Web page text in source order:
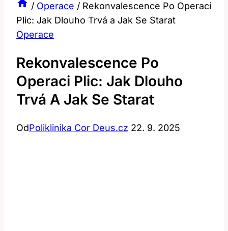
/ Operace / Rekonvalescence Po Operaci
Plic: Jak Dlouho Trvá a Jak Se Starat
Operace
Rekonvalescence Po
Operaci Plic: Jak Dlouho
Trvá A Jak Se Starat
OdPoliklinika Cor Deus.cz 22. 9. 2025